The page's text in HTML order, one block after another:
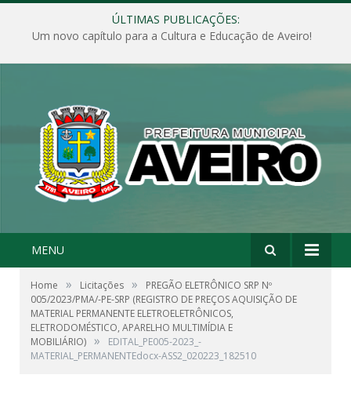
ÚLTIMAS PUBLICAÇÕES:
Um novo capítulo para a Cultura e Educação de Aveiro!
MENU
Home » Licitações »
PREGÃO ELETRÔNICO SRP Nº
005/2023/PMA/-PE-SRP (REGISTRO DE PREÇOS AQUISIÇÃO DE
MATERIAL PERMANENTE ELETROELETRÔNICOS,
ELETRODOMÉSTICO, APARELHO MULTIMÍDIA E
MOBILIÁRIO) »
EDITAL_PE005-2023_-
MATERIAL_PERMANENTEdocx-ASS2_020223_182510